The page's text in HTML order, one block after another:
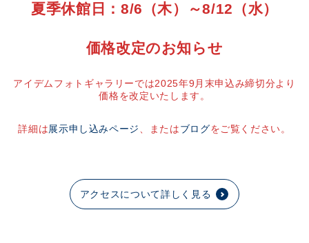
夏季休館日：8/6（木）～8/12（水）
価格改定のお知らせ
アイデムフォトギャラリーでは2025年9月末申込み締切分より
価格を改定いたします。
詳細は展示申し込みページ、またはブログをご覧ください。
アクセスについて詳しく見る